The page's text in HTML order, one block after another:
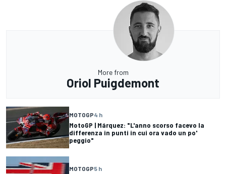
More from
Oriol Puigdemont
MOTOGP4 h
MotoGP | Márquez: "L'anno scorso facevo la
differenza in punti in cui ora vado un po'
peggio"
MOTOGP5 h